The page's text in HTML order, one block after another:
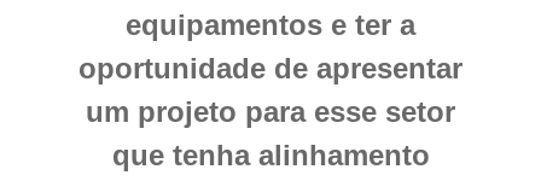
equipamentos e ter a
oportunidade de apresentar
um projeto para esse setor
que tenha alinhamento